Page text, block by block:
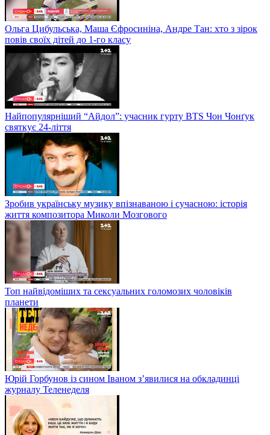
Ольга Цибульська, Маша Єфросиніна, Андре Тан: хто з зірок
повів своїх дітей до 1-го класу
Найпопулярніший “Айдол”: учасник гурту BTS Чон Чонґук
святкує 24-ліття
Зробив українську музику впізнаваною і сучасною: історія
життя композитора Миколи Мозгового
Топ найвідоміших та сексуальних голомозих чоловіків
планети
Юрій Горбунов із сином Іваном з’явилися на обкладинці
журналу Теленеделя